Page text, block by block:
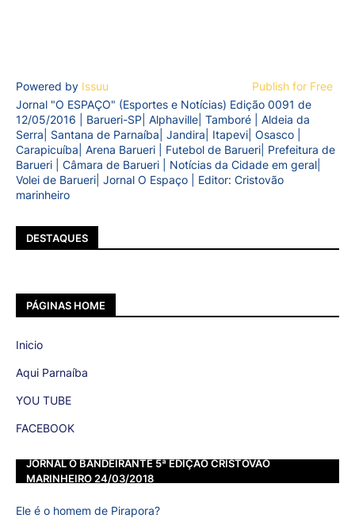
Powered by Issuu
Publish for Free
Jornal "O ESPAÇO" (Esportes e Notícias) Edição 0091 de
12/05/2016 | Barueri-SP| Alphaville| Tamboré | Aldeia da
Serra| Santana de Parnaíba| Jandira| Itapevi| Osasco |
Carapicuíba| Arena Barueri | Futebol de Barueri| Prefeitura de
Barueri | Câmara de Barueri | Notícias da Cidade em geral|
Volei de Barueri| Jornal O Espaço | Editor: Cristovão
marinheiro
DESTAQUES
PÁGINAS HOME
Inicio
Aqui Parnaíba
YOU TUBE
FACEBOOK
JORNAL O BANDEIRANTE 5ª EDIÇÃO CRISTOVÃO
MARINHEIRO 24/03/2018
Ele é o homem de Pirapora?